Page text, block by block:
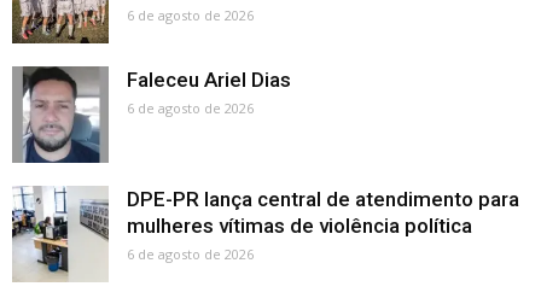
6 de agosto de 2026
Faleceu Ariel Dias
6 de agosto de 2026
DPE-PR lança central de atendimento para
mulheres vítimas de violência política
6 de agosto de 2026